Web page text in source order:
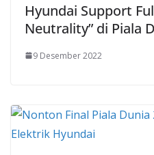
Hyundai Support
Neutrality” di Piala
9 Desember 2022